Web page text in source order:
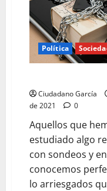
Política
Ciudadano García
de 2021
0
Aquellos que
estudiado algo
con sondeos y
conocemos
lo arriesgados